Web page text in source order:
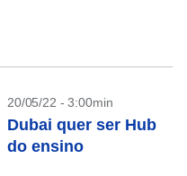
20/05/22 - 3:00min
Dubai quer ser Hub
do ensino